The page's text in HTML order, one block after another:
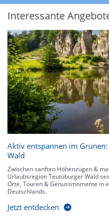
Interessante
Aktiv entspannen im
Wald
Zwischen sanften Höhenzügen &
Urlaubsregion Teutoburger Wald
Orte, Touren & Genussmomente in
Deutschlands.
Jetzt entdecken